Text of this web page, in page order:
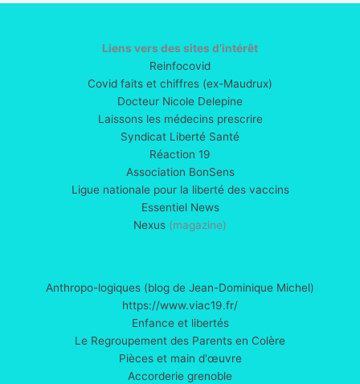
Liens vers des sites d’intérêt
Reinfocovid
Covid faits et chiffres (ex-Maudrux)
Docteur Nicole Delepine
Laissons les médecins prescrire
Syndicat Liberté Santé
Réaction 19
Association BonSens
Ligue nationale pour la liberté des vaccins
Essentiel News
Nexus (magazine)
Anthropo-logiques (blog de Jean-Dominique Michel)
https://www.viac19.fr/
Enfance et libertés
Le Regroupement des Parents en Colère
Pièces et main d'œuvre
Accorderie grenoble